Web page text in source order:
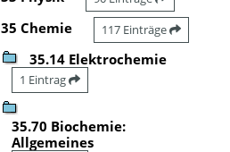
35 Chemie 117 Einträge
35.14 Elektrochemie
1 Eintrag
35.70 Biochemie:
Allgemeines